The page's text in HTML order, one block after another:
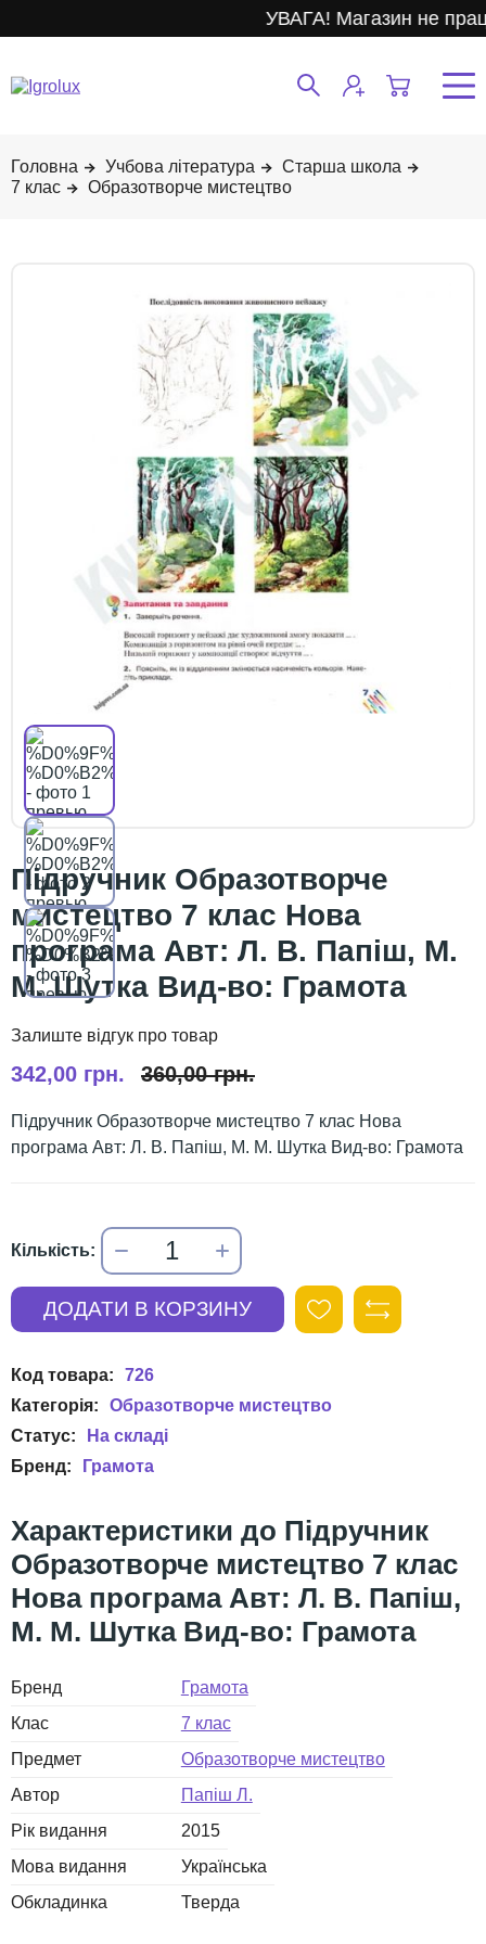
УВАГА! Магазин не
Учбова література
Старша школа
7 клас
Образотворче мистецтво
Підручник Образотворче
мистецтво 7 клас Нова
програма Авт: Л. В. Папіш, М.
М. Шутка Вид-во: Грамота
342,00 грн. 360,00 грн.
Підручник Образотворче мистецтво 7 клас Нова
програма Авт: Л. В. Папіш, М. М. Шутка Вид-во: Грамота
726
Образотворче мистецтво
Грамота
Підручник
Образотворче мистецтво 7 клас
Нова програма Авт: Л. В. Папіш,
М. М. Шутка Вид-во: Грамота
Бренд
Грамота
Клас
7 клас
Предмет
Образотворче мистецтво
Автор
Папіш Л.
Рік видання
2015
Мова видання
Українська
Обкладинка
Тверда